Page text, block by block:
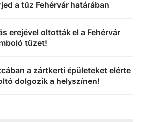
a tűz Fehérvár határában
erejével oltották el a Fehérvár
tüzet!
a zártkerti épületeket elérte
dolgozik a helyszínen!